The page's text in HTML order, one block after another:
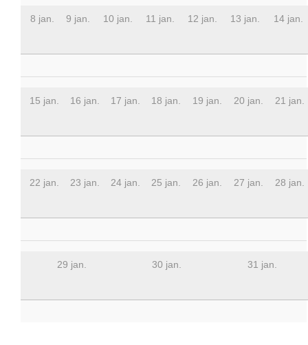
8 jan. 9 jan. 10 jan. 11 jan. 12 jan. 13 jan. 14 jan.
15 jan. 16 jan. 17 jan. 18 jan. 19 jan. 20 jan. 21 jan.
22 jan. 23 jan. 24 jan. 25 jan. 26 jan. 27 jan. 28 jan.
29 jan. 30 jan. 31 jan.